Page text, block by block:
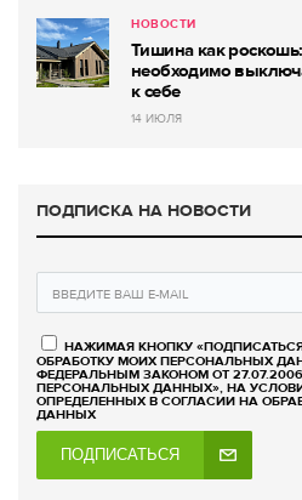
НОВОСТИ
Тишина как
необходимо
к себе
14 ИЮЛЯ
ПОДПИСКА НА НОВОСТИ
НАЖИМАЯ КНОПКУ
ОБРАБОТКУ МОИХ ПЕРСОНАЛЬНЫХ
ФЕДЕРАЛЬНЫМ ЗАКОНОМ ОТ
ПЕРСОНАЛЬНЫХ ДАННЫХ», НА
ОПРЕДЕЛЕННЫХ В СОГЛАСИИ НА
ДАННЫХ
ПОДПИСАТЬСЯ